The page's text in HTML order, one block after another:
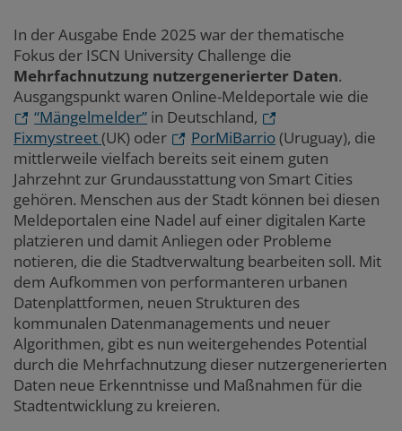
In der Ausgabe Ende 2025 war der thematische
Fokus der ISCN University Challenge die
Mehrfachnutzung nutzergenerierter Daten.
Ausgangspunkt waren Online-Meldeportale wie die
“Mängelmelder” in Deutschland,
Fixmystreet(UK) oder PorMiBarrio(Uruguay), die
mittlerweile vielfach bereits seit einem guten
Jahrzehnt zur Grundausstattung von Smart Cities
gehören. Menschen aus der Stadt können bei diesen
Meldeportalen eine Nadel auf einer digitalen Karte
platzieren und damit Anliegen oder Probleme
notieren, die die Stadtverwaltung bearbeiten soll. Mit
dem Aufkommen von performanteren urbanen
Datenplattformen, neuen Strukturen des
kommunalen Datenmanagements und neuer
Algorithmen, gibt es nun weitergehendes Potential
durch die Mehrfachnutzung dieser nutzergenerierten
Daten neue Erkenntnisse und Maßnahmen für die
Stadtentwicklung zu kreieren.